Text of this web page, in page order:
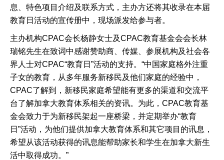
息、特色项目介绍及联系方式，主办方还将其收录在本届
教育日活动的宣传册中，现场派发给参与者。
主办机构CPAC会长杨静女士及CPAC教育基金会会长林
瑞铭先生在致词中感谢赞助商、传媒、参展机构及社会各
界人士对CPAC“教育日”活动的支持。“中国家庭格外注重
子女的教育，从多年服务新移民及他们家庭的经验中，
CPAC了解到，新移民家庭希望能有更多的渠道和交流平
台了解加拿大教育体系相关的资讯。为此，CPAC教育基
金会致力于为新移民架起一座桥梁，并定期举办“教育
日”活动，为他们提供加拿大教育体系和其它项目的讯息，
希望从该活动获得的讯息能帮助家长和学生在加拿大新生
活中取得成功。”